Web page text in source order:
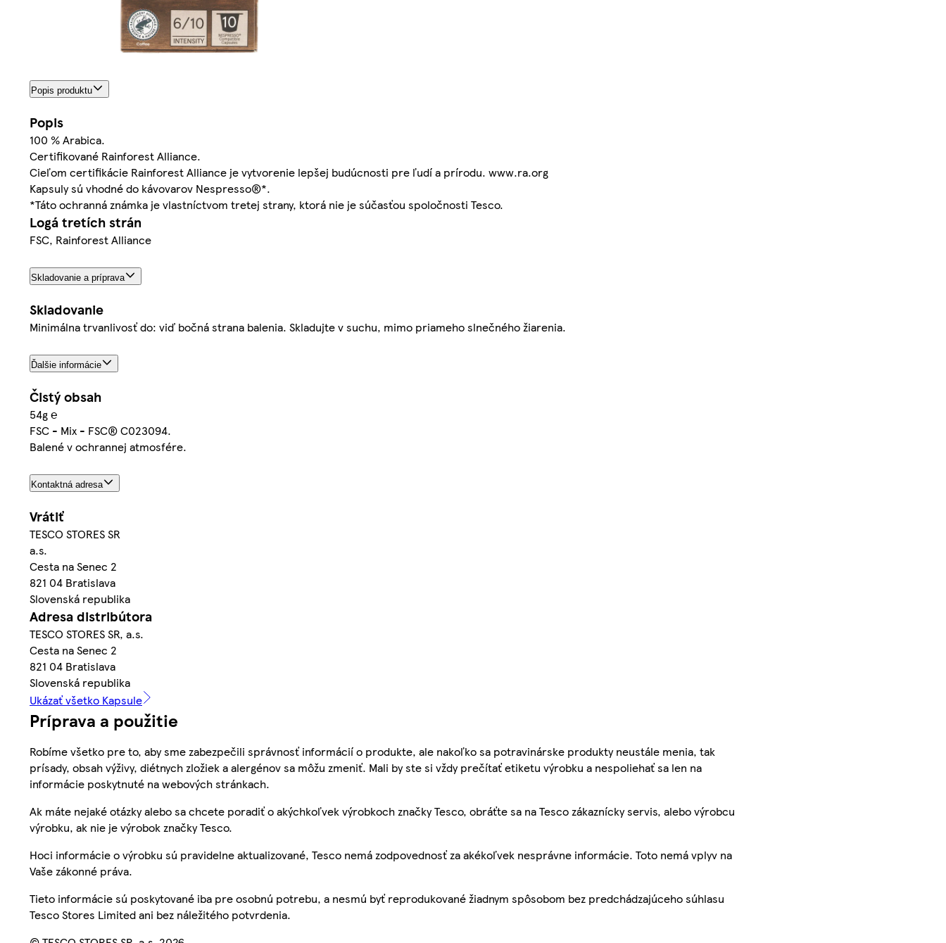
Popis produktu
Popis
100 % Arabica.
Certifikované Rainforest Alliance.
Cieľom certifikácie Rainforest Alliance je vytvorenie lepšej budúcnosti pre ľudí a prírodu. www.ra.org
Kapsuly sú vhodné do kávovarov Nespresso®*.
*Táto ochranná známka je vlastníctvom tretej strany, ktorá nie je súčasťou spoločnosti Tesco.
Logá tretích strán
FSC, Rainforest Alliance
Skladovanie a príprava
Skladovanie
Minimálna trvanlivosť do: viď bočná strana balenia. Skladujte v suchu, mimo priameho slnečného žiarenia.
Ďalšie informácie
Čistý obsah
54g ℮
FSC - Mix - FSC® C023094.
Balené v ochrannej atmosfére.
Kontaktná adresa
Vrátiť
TESCO STORES SR
a.s.
Cesta na Senec 2
821 04 Bratislava
Slovenská republika
Adresa distribútora
TESCO STORES SR, a.s.
Cesta na Senec 2
821 04 Bratislava
Slovenská republika
Ukázať všetko Kapsule
Príprava a použitie
Robíme všetko pre to, aby sme zabezpečili správnosť informácií o produkte, ale nakoľko sa potravinárske produkty neustále menia, tak
prísady, obsah výživy, diétnych zložiek a alergénov sa môžu zmeniť. Mali by ste si vždy prečítať etiketu výrobku a nespoliehať sa len na
informácie poskytnuté na webových stránkach.
Ak máte nejaké otázky alebo sa chcete poradiť o akýchkoľvek výrobkoch značky Tesco, obráťte sa na Tesco zákaznícky servis, alebo výrobcu
výrobku, ak nie je výrobok značky Tesco.
Hoci informácie o výrobku sú pravidelne aktualizované, Tesco nemá zodpovednosť za akékoľvek nesprávne informácie. Toto nemá vplyv na
Vaše zákonné práva.
Tieto informácie sú poskytované iba pre osobnú potrebu, a nesmú byť reprodukované žiadnym spôsobom bez predchádzajúceho súhlasu
Tesco Stores Limited ani bez náležitého potvrdenia.